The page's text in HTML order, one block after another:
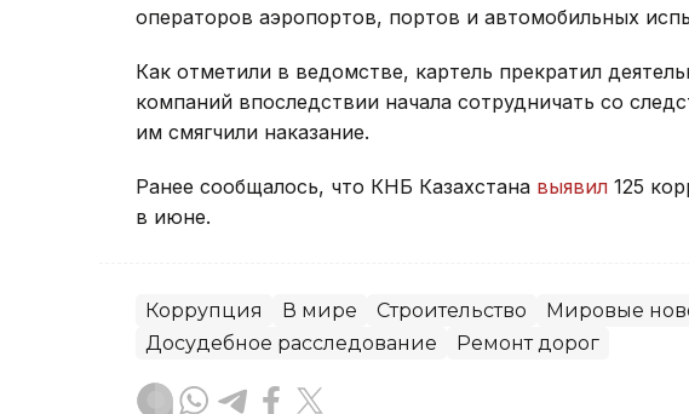
операторов аэропортов, портов и автомобильных
Как отметили в ведомстве, картель прекратил
компаний впоследствии начала сотрудничать со
им смягчили наказание.
Ранее сообщалось, что КНБ Казахстана выявил 125
в июне.
Коррупция В мире Строительство Мировые
Досудебное расследование
Ремонт дорог